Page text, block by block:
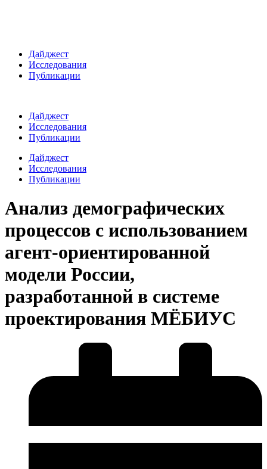
Дайджест
Исследования
Публикации
Дайджест
Исследования
Публикации
Дайджест
Исследования
Публикации
Анализ демографических
процессов с использованием
агент-ориентированной
модели России,
разработанной в системе
проектирования МЁБИУС